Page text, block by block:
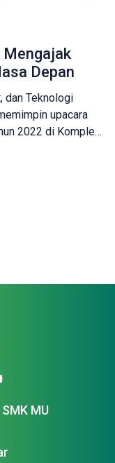
Mengajak
Depan
dan Teknologi
upacara
2022 di Komplek
Jumat 25
MU